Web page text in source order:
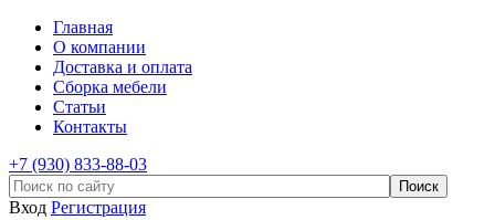
Главная
О компании
Доставка и оплата
Сборка мебели
Статьи
Контакты
+7 (930) 833-88-03
Вход Регистрация